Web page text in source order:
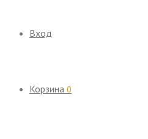
Вход
Корзина 0